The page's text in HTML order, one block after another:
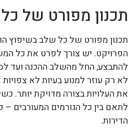
תכנון מפורט של
תכנון מפורט של כל שלב בשיפוץ
הפרויקט. יש צורך לפרט את כל
להתבצע, החל מהשלב ההכנה ועד
לא רק עוזר למנוע בעיות לא
את העלויות בצורה מדויקת יותר.
לתאם בין כל הגורמים המעורבים –
הדירות.